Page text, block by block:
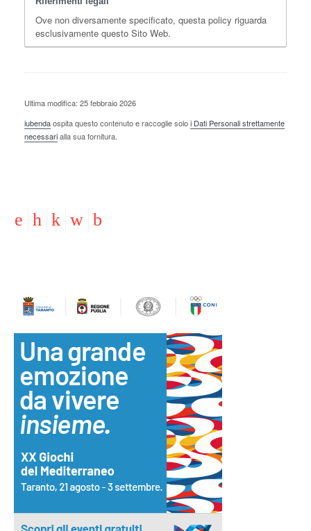
Ove non diversamente specificato, questa policy riguarda
esclusivamente questo Sito Web.
Ultima modifica: 25 febbraio 2026
iubendaospita questo contenuto e raccoglie soloi Dati Personali strettamente
necessarialla sua fornitura.